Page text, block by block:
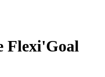
Flexi'Goal